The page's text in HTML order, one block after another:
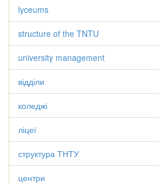
lyceums
structure of the TNTU
university management
відділи
коледжі
ліцеї
структура ТНТУ
центри